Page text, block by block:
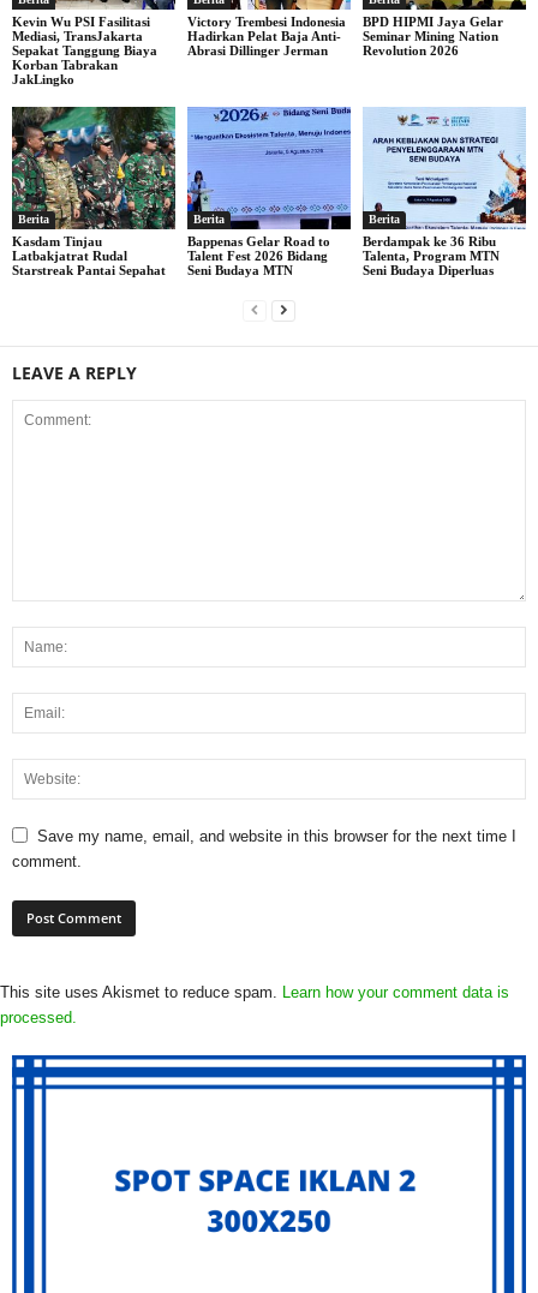
Kevin Wu PSI Fasilitasi
Mediasi, TransJakarta
Sepakat Tanggung Biaya
Korban Tabrakan
JakLingko
Victory Trembesi Indonesia
Hadirkan Pelat Baja Anti-
Abrasi Dillinger Jerman
BPD HIPMI Jaya Gelar
Seminar Mining Nation
Revolution 2026
Berita
Kasdam Tinjau
Latbakjatrat Rudal
Starstreak Pantai Sepahat
Berita
Bappenas Gelar Road to
Talent Fest 2026 Bidang
Seni Budaya MTN
Berita
Berdampak ke 36 Ribu
Talenta, Program MTN
Seni Budaya Diperluas
LEAVE A REPLY
Save my name, email, and website in this browser for the next time I
comment.
This site uses Akismet to reduce spam.
Learn how your comment data is
processed.